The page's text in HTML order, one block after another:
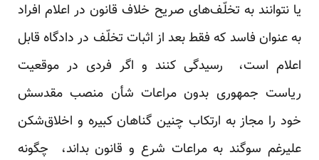
یا نتوانند به تخلّف‌های صریح خلاف قانون در اعلام افراد
به عنوان فاسد که فقط بعد از اثبات تخلّف در دادگاه قابل
اعلام است، رسیدگی کنند و اگر فردی در موقعیت
ریاست جمهوری بدون مراعات ‌شأن منصب مقدسش
خود را مجاز به ارتکاب چنین گناهان کبیره و اخلاق‌شکن
علیرغم سوگند به مراعات شرع و قانون بداند، چگونه